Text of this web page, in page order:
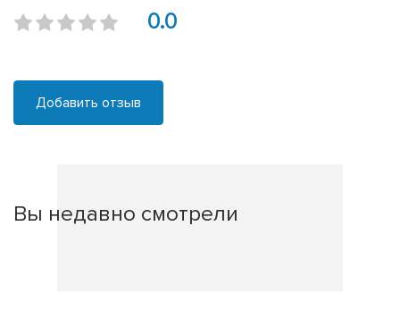
0.0
Добавить отзыв
Вы недавно смотрели